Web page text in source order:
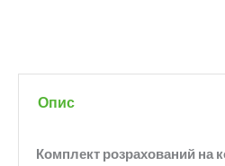
Опис
Комплект розрахований на